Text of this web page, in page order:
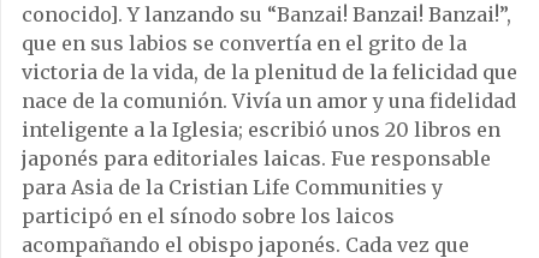
conocido]. Y lanzando su “Banzai! Banzai! Banzai!”,
que en sus labios se convertía en el grito de la
victoria de la vida, de la plenitud de la felicidad que
nace de la comunión. Vivía un amor y una fidelidad
inteligente a la Iglesia; escribió unos 20 libros en
japonés para editoriales laicas. Fue responsable
para Asia de la Cristian Life Communities y
participó en el sínodo sobre los laicos
acompañando el obispo japonés. Cada vez que